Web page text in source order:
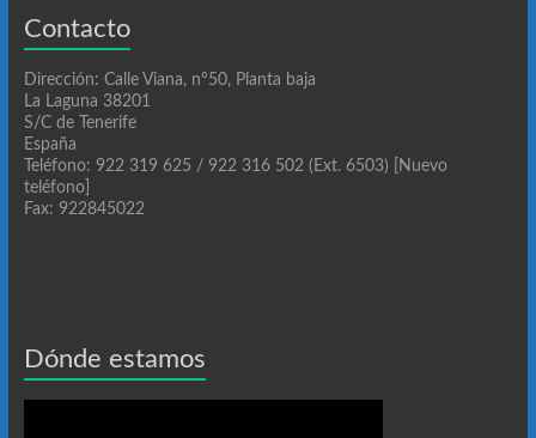
Contacto
Dirección: Calle Viana, nº50, Planta baja
La Laguna 38201
S/C de Tenerife
España
Teléfono: 922 319 625 / 922 316 502 (Ext. 6503) [Nuevo
teléfono]
Fax: 922845022
Dónde estamos